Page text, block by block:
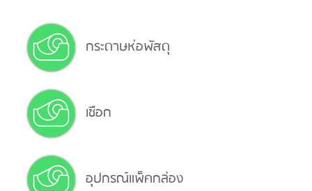
กระดาษห่อพัสดุ
เชือก
อุปกรณ์แพ็คกล่อง